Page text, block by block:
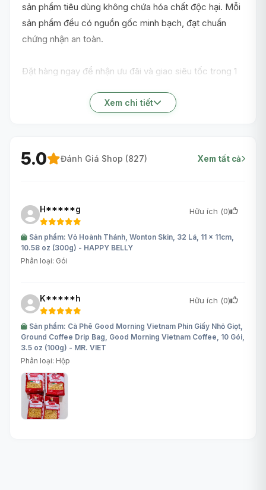
sản phẩm tiêu dùng không chứa hóa chất độc hại. Mỗi
sản phẩm đều có nguồn gốc minh bạch, đạt chuẩn
chứng nhận an toàn.
Đặt hàng ngay để nhận ưu đãi và giao siêu tốc trong 1
Xem chi tiết
5.0 Đánh Giá Shop (827) Xem tất cả
H*****g Hữu ích (0)
Sản phẩm: Vỏ Hoành Thánh, Wonton Skin, 32 Lá, 11 x 11cm,
10.58 oz (300g) - HAPPY BELLY
Phân loại: Gói
K*****h Hữu ích (0)
Sản phẩm: Cà Phê Good Morning Vietnam Phin Giấy Nhỏ Giọt,
Ground Coffee Drip Bag, Good Morning Vietnam Coffee, 10 Gói,
3.5 oz (100g) - MR. VIET
Phân loại: Hộp